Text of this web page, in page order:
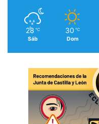
28 ℃
Sáb
30 ℃
Dom